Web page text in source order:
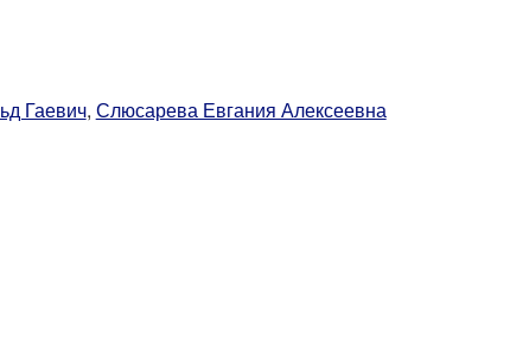
Гаевич, Слюсарева Евгания Алексеевна